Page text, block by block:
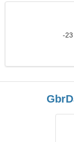
مرد مجرد به دنبال همسر 23-